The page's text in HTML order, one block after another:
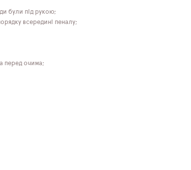
були під рукою;
всередині пеналу;
перед очима;